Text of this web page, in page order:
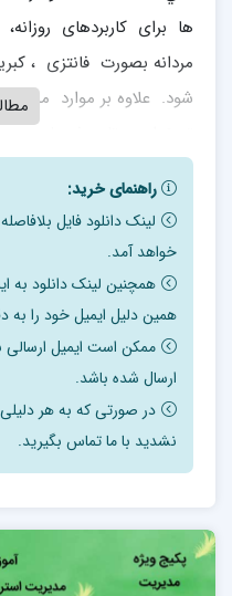
ها برای کاربردهای روزانه،
مردانه بصورت فانتزی ،
شود. علاوه بر موارد
تنوع است تا در فصول سرد
و در تابستان علاوه بر
تقسيم بندي انواع جوراب
انجام مي گيرد كه مهمترين
اندازه جوراب، مواد
طراحی آن برای سن و
مختلف مي باشد.
فصل اول: چکیده
1-1 جدول چکیده مطالعات مالی 9
فصل دوم: معرفی طرح و
راهنمای خرید:
لینک دانلود فایل
خواهد آمد.
همچنین لینک دانلود به
همین دلیل ایمیل خود را به
ارسال شده باشد.
در صورتی که به هر
نشدید با ما تماس بگیرید.